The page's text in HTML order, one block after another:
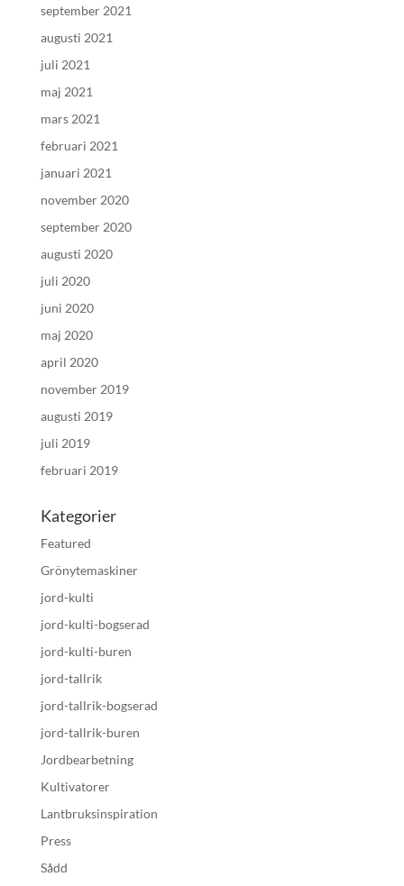
september 2021
augusti 2021
juli 2021
maj 2021
mars 2021
februari 2021
januari 2021
november 2020
september 2020
augusti 2020
juli 2020
juni 2020
maj 2020
april 2020
november 2019
augusti 2019
juli 2019
februari 2019
Kategorier
Featured
Grönytemaskiner
jord-kulti
jord-kulti-bogserad
jord-kulti-buren
jord-tallrik
jord-tallrik-bogserad
jord-tallrik-buren
Jordbearbetning
Kultivatorer
Lantbruksinspiration
Press
Sådd